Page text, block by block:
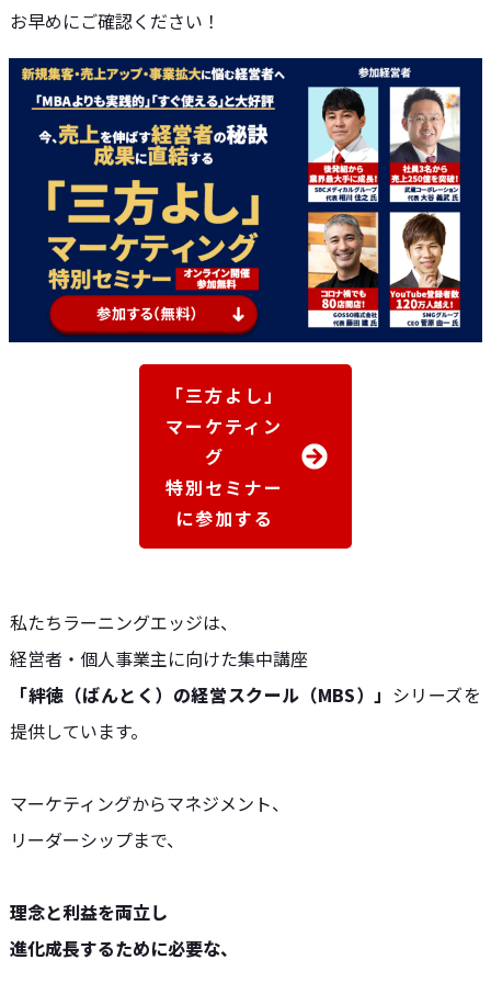
お早めにご確認ください！
「三方よし」
マーケティン
グ
特別セミナー
に参加する
私たちラーニングエッジは、
経営者・個人事業主に向けた集中講座
「絆徳（ばんとく）の経営スクール（MBS）」 シリーズを
提供しています。
マーケティングからマネジメント、
リーダーシップまで、
理念と利益を両立し
進化成長するために必要な、